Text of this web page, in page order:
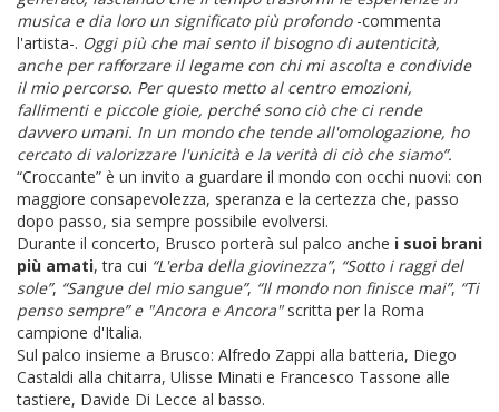
musica e dia loro un significato più profondo -commenta
l'artista-. Oggi più che mai sento il bisogno di autenticità,
anche per rafforzare il legame con chi mi ascolta e condivide
il mio percorso. Per questo metto al centro emozioni,
fallimenti e piccole gioie, perché sono ciò che ci rende
davvero umani. In un mondo che tende all'omologazione, ho
cercato di valorizzare l'unicità e la verità di ciò che siamo”.
“Croccante” è un invito a guardare il mondo con occhi nuovi: con
maggiore consapevolezza, speranza e la certezza che, passo
dopo passo, sia sempre possibile evolversi.
Durante il concerto, Brusco porterà sul palco anche i suoi brani
più amati, tra cui “L'erba della giovinezza”, “Sotto i raggi del
sole”, “Sangue del mio sangue”, “Il mondo non finisce mai”, “Ti
penso sempre” e "Ancora e Ancora" scritta per la Roma
campione d'Italia.
Sul palco insieme a Brusco: Alfredo Zappi alla batteria, Diego
Castaldi alla chitarra, Ulisse Minati e Francesco Tassone alle
tastiere, Davide Di Lecce al basso.